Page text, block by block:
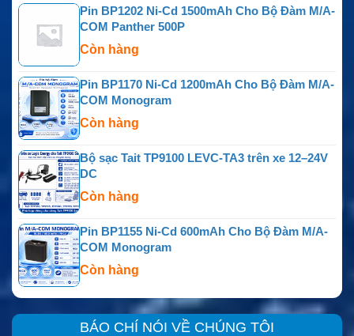
Pin BP1202 Ni-Cd 1500mAh Cho Bộ Đàm M/A-
COM Panther 500P
Còn hàng
Pin BP1170 Ni-Cd 1200mAh Cho Bộ Đàm M/A-
COM Monogram
Còn hàng
Bộ sạc Tait TP9100 LEVC-TA3 trên xe 12–24V
DC
Còn hàng
Pin BP1155 Ni-Cd 600mAh Cho Bộ Đàm M/A-
COM Monogram
Còn hàng
BÁO CHÍ NÓI VỀ CHÚNG TÔI